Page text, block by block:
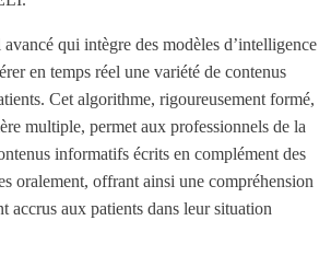
qui intègre des modèles d’intelligence
en temps réel une variété de contenus
Cet algorithme, rigoureusement formé,
multiple, permet aux professionnels de la
informatifs écrits en complément des
oralement, offrant ainsi une compréhension
accrus aux patients dans leur situation